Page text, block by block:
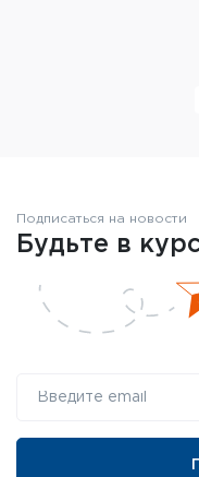
Элементы
Туристическое
Инструменты
Опоры и станки
Мишени
Подписаться на новости
Будьте в